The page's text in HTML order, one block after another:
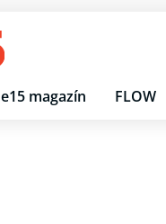
e15 magazín FLOW